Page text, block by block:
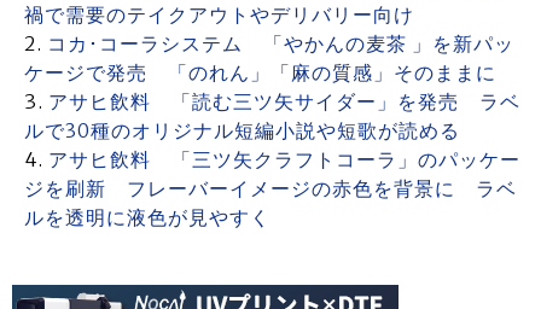
禍で需要のテイクアウトやデリバリー向け
コカ･コーラシステム 「やかんの麦茶 」を新パッ
ケージで発売 「のれん」「麻の質感」そのままに
アサヒ飲料 「読む三ツ矢サイダー」を発売 ラベ
ルで30種のオリジナル短編小説や短歌が読める
アサヒ飲料 「三ツ矢クラフトコーラ」のパッケー
ジを刷新 フレーバーイメージの赤色を背景に ラベ
ルを透明に液色が見やすく